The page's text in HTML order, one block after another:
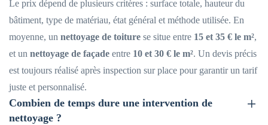
Le prix dépend de plusieurs critères : surface totale, hauteur du
bâtiment, type de matériau, état général et méthode utilisée. En
moyenne, un nettoyage de toiture se situe entre 15 et 35 € le m²,
et un nettoyage de façade entre 10 et 30 € le m². Un devis précis
est toujours réalisé après inspection sur place pour garantir un tarif
juste et personnalisé.
Combien de temps dure une intervention de
nettoyage ?